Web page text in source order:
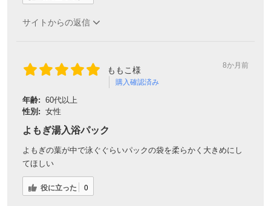
サイトからの返信
ももこ様
購入確認済み
8か月前
年齢: 60代以上
性別: 女性
よもぎ湯入浴パック
よもぎの葉が中で泳ぐぐらいパックの袋を柔らかく大きめにし
てほしい
役に立った 0